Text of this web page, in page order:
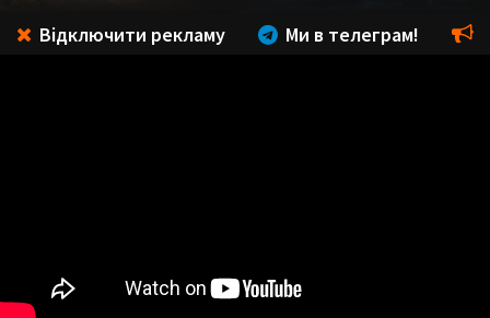
Відключити рекламу Ми в телеграм!